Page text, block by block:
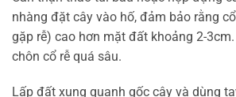
nhàng đặt cây vào hố, đảm bảo rằng
gặp rễ) cao hơn mặt đất khoảng 2-
chôn cổ rễ quá sâu.
Lấp đất xung quanh gốc cây và dùng